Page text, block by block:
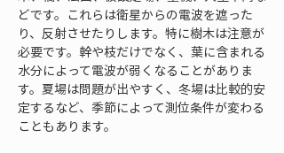
どです。これらは衛星からの電波を遮った
り、反射させたりします。特に樹木は注意が
必要です。幹や枝だけでなく、葉に含まれる
水分によって電波が弱くなることがありま
す。夏場は問題が出やすく、冬場は比較的安
定するなど、季節によって測位条件が変わる
こともあります。